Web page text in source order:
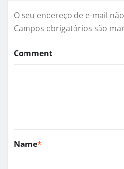
O seu endereço de e-mail
Campos obrigatórios são
Comment
Name*